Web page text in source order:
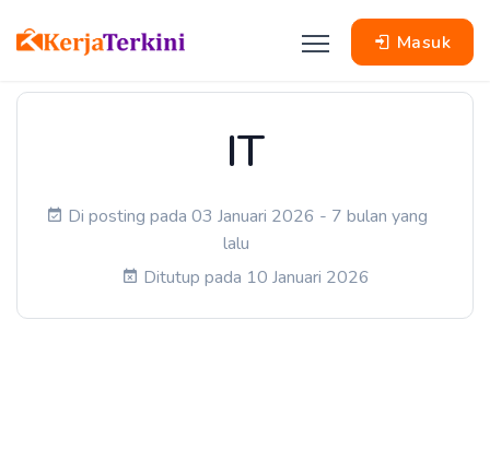
Masuk
IT
Di posting pada 03 Januari 2026 - 7 bulan yang
lalu
Ditutup pada 10 Januari 2026